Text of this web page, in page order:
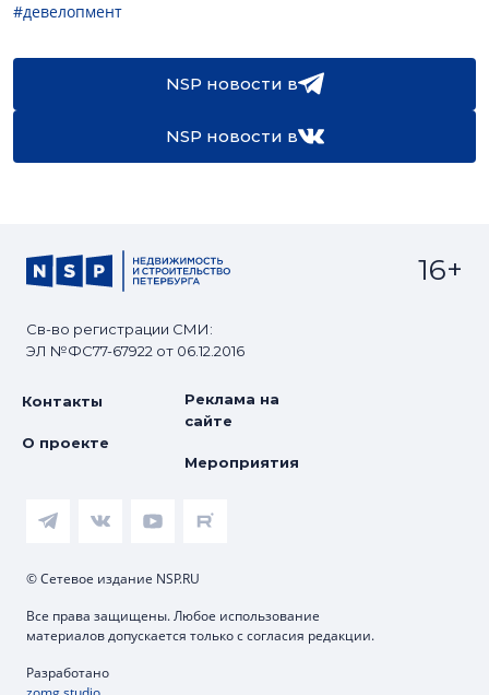
#девелопмент
NSP новости в
NSP новости в
Св-во регистрации СМИ:
ЭЛ №ФС77-67922 от 06.12.2016
16+
Контакты
О проекте
Реклама на
сайте
Мероприятия
© Сетевое издание NSP.RU
Все права защищены. Любое использование
материалов допускается только с согласия редакции.
Разработано